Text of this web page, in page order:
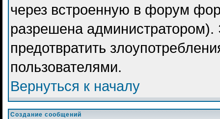
через встроенную в форум
разрешена
предотвратить
пользователями.
Вернуться к началу
Создание сообщений